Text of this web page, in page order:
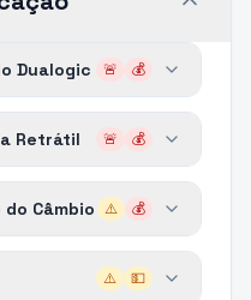
Dualogic 🚨 💰
Retrátil 🚨 💰
Câmbio ⚠️ 💰
⚠️ 💵